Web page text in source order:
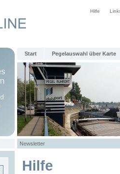
Hilfe
Start Pegelauswahl über Karte
Newsletter
Hilfe